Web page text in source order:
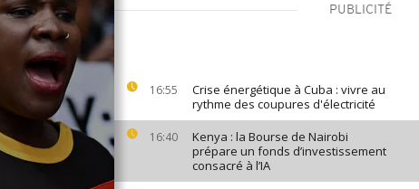
PUBLICITÉ
16:55
Crise énergétique à Cuba : vivre au
rythme des coupures d'électricité
16:40
Kenya : la Bourse de Nairobi
prépare un fonds d’investissement
consacré à l’IA